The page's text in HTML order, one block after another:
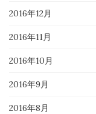
2016年12月
2016年11月
2016年10月
2016年9月
2016年8月